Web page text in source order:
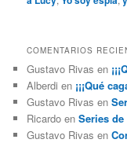
COMENTARIOS
Gustavo Rivas en
Alberdi en ¡¡¡Qué
Gustavo Rivas en
Ricardo enSeries de
Gustavo Rivas en